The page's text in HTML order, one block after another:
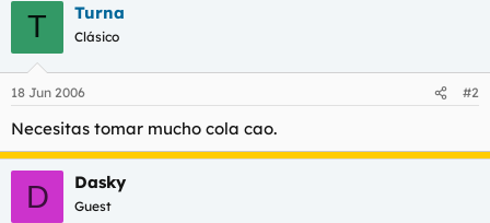
T Turna
Clásico
18 Jun 2006 #2
Necesitas tomar mucho cola cao.
D Dasky
Guest